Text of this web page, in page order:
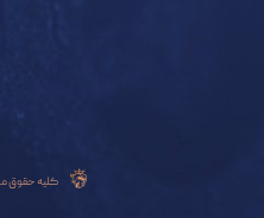
کلیه حقوق